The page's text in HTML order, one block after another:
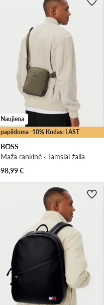
papildoma -10% Kodas: LAST
Naujiena
BOSS
Maža rankinė · Tamsiai žalia
98,99€